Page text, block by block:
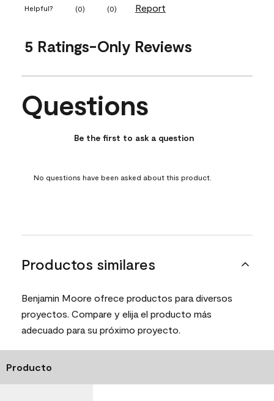
Helpful? (0) (0) Report
5 Ratings-Only Reviews
No questions have been asked about this product.
Questions
Be the first to ask a question
No questions have been asked about this product.
Productos similares
Benjamin Moore ofrece productos para diversos
proyectos. Compare y elija el producto más
adecuado para su próximo proyecto.
Producto